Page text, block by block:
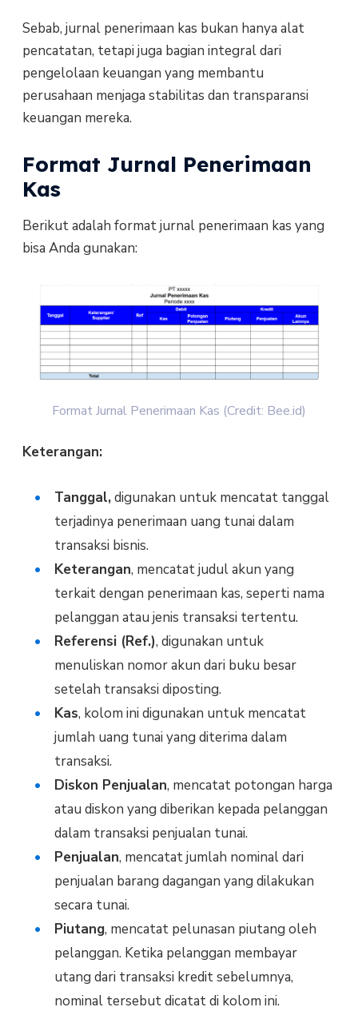
Sebab, jurnal penerimaan kas bukan hanya alat
pencatatan, tetapi juga bagian integral dari
pengelolaan keuangan yang membantu
perusahaan menjaga stabilitas dan transparansi
keuangan mereka.
Format Jurnal Penerimaan
Kas
Berikut adalah format jurnal penerimaan kas yang
bisa Anda gunakan:
Format Jurnal Penerimaan Kas (Credit: Bee.id)
Keterangan:
Tanggal,digunakan untuk mencatat tanggal
terjadinya penerimaan uang tunai dalam
transaksi bisnis.
Keterangan, mencatat judul akun yang
terkait dengan penerimaan kas, seperti nama
pelanggan atau jenis transaksi tertentu.
Referensi (Ref.), digunakan untuk
menuliskan nomor akun dari buku besar
setelah transaksi diposting.
Kas, kolom ini digunakan untuk mencatat
jumlah uang tunai yang diterima dalam
transaksi.
Diskon Penjualan, mencatat potongan harga
atau diskon yang diberikan kepada pelanggan
dalam transaksi penjualan tunai.
Penjualan, mencatat jumlah nominal dari
penjualan barang dagangan yang dilakukan
secara tunai.
Piutang, mencatat pelunasan piutang oleh
pelanggan. Ketika pelanggan membayar
utang dari transaksi kredit sebelumnya,
nominal tersebut dicatat di kolom ini.